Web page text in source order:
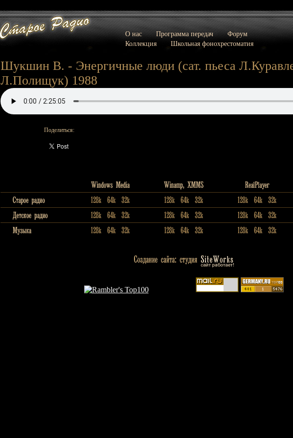
О нас Программа передач
Форум
Коллекция
Школьная фонохрестоматия
Шукшин В. - Энергичные люди (сат. пьеса
Л.Полищук) 1988
Поделиться: